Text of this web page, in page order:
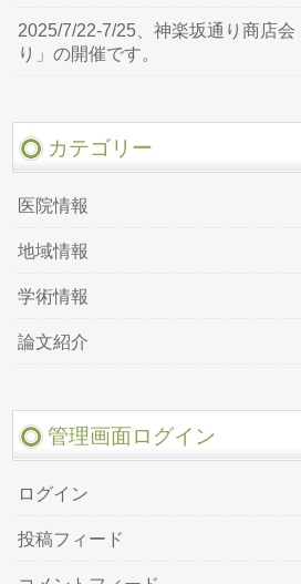
2025/7/22-7/25、神楽坂通り商店
り」の開催です。
カテゴリー
医院情報
地域情報
学術情報
論文紹介
管理画面ログイン
ログイン
投稿フィード